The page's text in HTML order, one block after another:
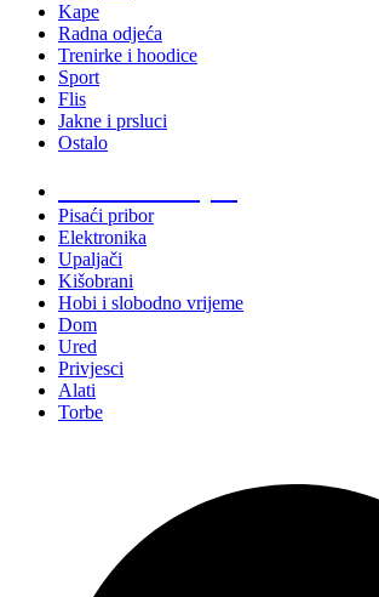
Kape
Radna odjeća
Trenirke i hoodice
Sport
Flis
Jakne i prsluci
Ostalo
Pisaći pribor
Elektronika
Upaljači
Kišobrani
Hobi i slobodno vrijeme
Dom
Ured
Privjesci
Alati
Torbe